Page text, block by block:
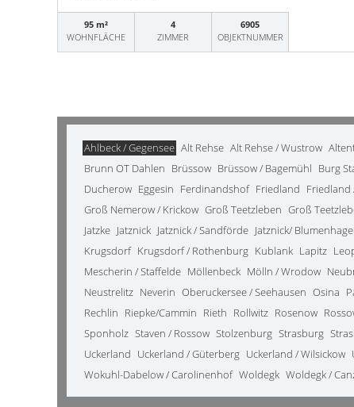
95 m²
WOHNFLÄCHE
4
ZIMMER
6905
OBJEKTNUMMER
Ahlbeck / Gegensee Alt Rehse Alt Rehse / Wustrow
Brunn OT Dahlen Brüssow Brüssow / Bagemühl Burg
Ducherow Eggesin Ferdinandshof Friedland Friedland
Groß Nemerow / Krickow Groß Teetzleben Groß
Jatzke Jatznick Jatznick / Sandförde Jatznick/
Krugsdorf Krugsdorf / Rothenburg Kublank Lapitz
Mescherin / Staffelde Möllenbeck Mölln / Wrodow
Neustrelitz Neverin Oberuckersee / Seehausen Osina
Rechlin Riepke/Cammin Rieth Rollwitz Rosenow
Sponholz Staven / Rossow Stolzenburg Strasburg
Uckerland Uckerland / Güterberg Uckerland / Wilsickow
Wokuhl-Dabelow / Carolinenhof Woldegk Woldegk /